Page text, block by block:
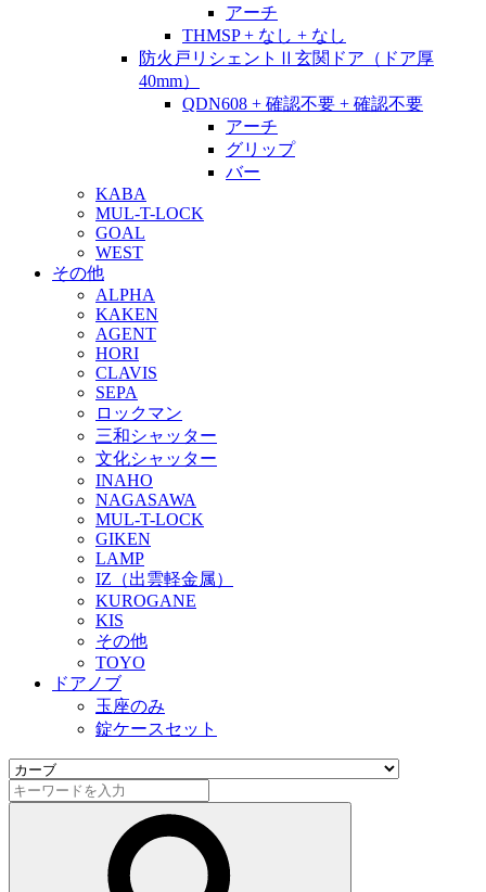
アーチ
THMSP + なし + なし
防火戸リシェントⅡ玄関ドア（ドア厚
40mm）
QDN608 + 確認不要 + 確認不要
アーチ
グリップ
バー
KABA
MUL-T-LOCK
GOAL
WEST
その他
ALPHA
KAKEN
AGENT
HORI
CLAVIS
SEPA
ロックマン
三和シャッター
文化シャッター
INAHO
NAGASAWA
MUL-T-LOCK
GIKEN
LAMP
IZ（出雲軽金属）
KUROGANE
KIS
その他
TOYO
ドアノブ
玉座のみ
錠ケースセット